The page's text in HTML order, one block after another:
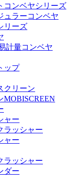
コンベヤシリーズ
ュラーコンベヤ
リーズ
計量コンベヤ
ップ
クリーン
MOBISCREEN
ャー
ラッシャー
ャー
ラッシャー
ダー